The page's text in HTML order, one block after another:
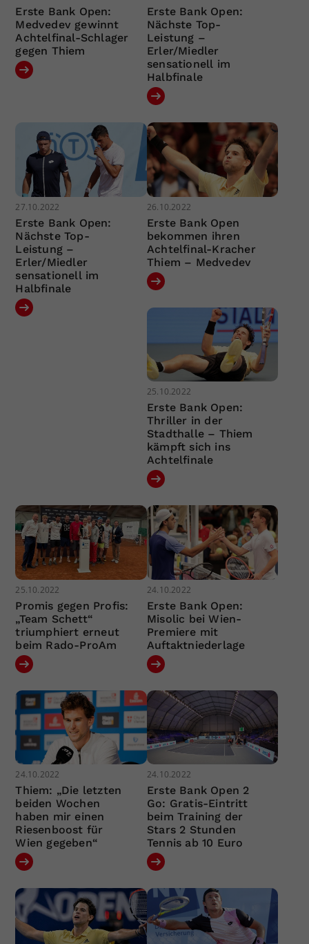
Erste Bank Open:
Medvedev gewinnt
Achtelfinal-Schlager
gegen Thiem
Erste Bank Open:
Nächste Top-
Leistung –
Erler/Miedler
sensationell im
Halbfinale
27.10.2022
Erste Bank Open:
Nächste Top-
Leistung –
Erler/Miedler
sensationell im
Halbfinale
26.10.2022
Erste Bank Open
bekommen ihren
Achtelfinal-Kracher
Thiem – Medvedev
25.10.2022
Erste Bank Open:
Thriller in der
Stadthalle – Thiem
kämpft sich ins
Achtelfinale
25.10.2022
Promis gegen Profis:
„Team Schett“
triumphiert erneut
beim Rado-ProAm
24.10.2022
Erste Bank Open:
Misolic bei Wien-
Premiere mit
Auftaktniederlage
24.10.2022
Thiem: „Die letzten
beiden Wochen
haben mir einen
Riesenboost für
Wien gegeben“
24.10.2022
Erste Bank Open 2
Go: Gratis-Eintritt
beim Training der
Stars 2 Stunden
Tennis ab 10 Euro